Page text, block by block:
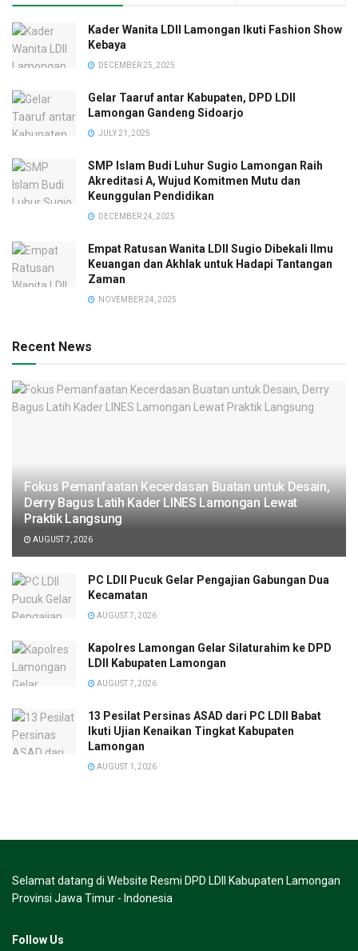
Kader Wanita LDII Lamongan Ikuti Fashion Show
Kebaya
DECEMBER 25, 2025
Gelar Taaruf antar Kabupaten, DPD LDII
Lamongan Gandeng Sidoarjo
JULY 21, 2025
SMP Islam Budi Luhur Sugio Lamongan Raih
Akreditasi A, Wujud Komitmen Mutu dan
Keunggulan Pendidikan
DECEMBER 24, 2025
Empat Ratusan Wanita LDII Sugio Dibekali Ilmu
Keuangan dan Akhlak untuk Hadapi Tantangan
Zaman
NOVEMBER 24, 2025
Recent News
Fokus Pemanfaatan Kecerdasan Buatan untuk Desain,
Derry Bagus Latih Kader LINES Lamongan Lewat
Praktik Langsung
AUGUST 7, 2026
PC LDII Pucuk Gelar Pengajian Gabungan Dua
Kecamatan
AUGUST 7, 2026
Kapolres Lamongan Gelar Silaturahim ke DPD
LDII Kabupaten Lamongan
AUGUST 7, 2026
13 Pesilat Persinas ASAD dari PC LDII Babat
Ikuti Ujian Kenaikan Tingkat Kabupaten
Lamongan
AUGUST 1, 2026
Selamat datang di Website Resmi DPD LDII Kabupaten Lamongan
Provinsi Jawa Timur - Indonesia
Follow Us